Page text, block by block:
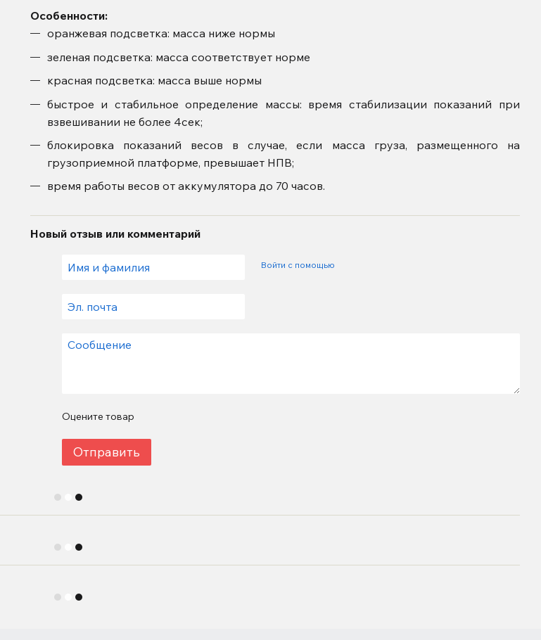
Особенности:
оранжевая подсветка: масса ниже нормы
зеленая подсветка: масса соответствует норме
красная подсветка: масса выше нормы
быстрое и стабильное определение массы: время стабилизации показаний при
взвешивании не более 4сек;
блокировка показаний весов в случае, если масса груза, размещенного на
грузоприемной платформе, превышает НПВ;
время работы весов от аккумулятора до 70 часов.
Новый отзыв или комментарий
Войти с помощью
Оцените товар
Отправить